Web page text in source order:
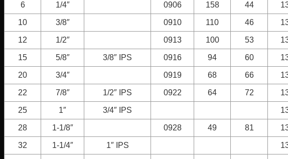
6 1/4″ 0906 158 44
10 3/8″ 0910 110 46
12 1/2″ 0913 100 53
15 5/8″ 3/8″ IPS 0916 94 60
20 3/4″ 0919 68 66
22 7/8″ 1/2″ IPS 0922 64 72
25 1″ 3/4″ IPS
28 1-1/8″ 0928 49 81
32 1-1/4″ 1″ IPS